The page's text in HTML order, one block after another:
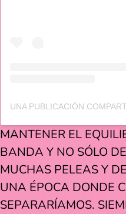
MANTENER EL
BANDA Y NO SÓLO
MUCHAS PELEAS Y
UNA ÉPOCA DONDE
SEPARARÍAMOS.